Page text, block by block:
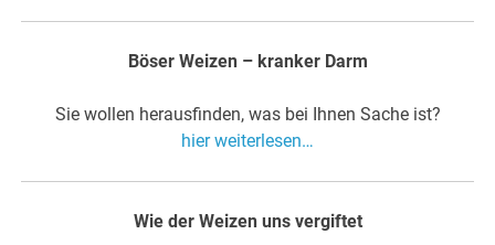
Böser Weizen – kranker Darm
Sie wollen herausfinden, was bei Ihnen Sache ist?
hier weiterlesen…
Wie der Weizen uns vergiftet